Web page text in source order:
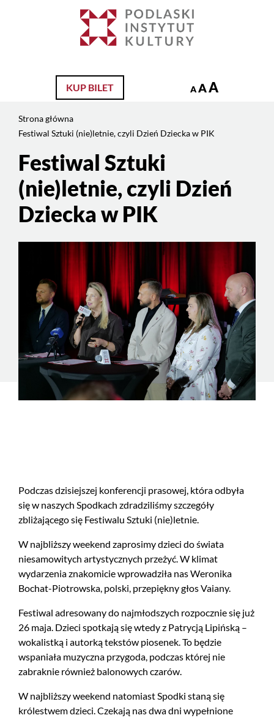
Dziecka
KUP BILET A AA
Strona główna
Festiwal Sztuki (nie)letnie, czyli Dzień Dziecka w PIK
Treść
stronyFestiwal Sztuki
(nie)letnie, czyli Dzień
Dziecka w PIK
Podczas dzisiejszej konferencji prasowej, która odbyła
się w naszych Spodkach zdradziliśmy szczegóły
zbliżającego się Festiwalu Sztuki (nie)letnie.
W najbliższy weekend zaprosimy dzieci do świata
niesamowitych artystycznych przeżyć. W klimat
wydarzenia znakomicie wprowadziła nas Weronika
Bochat-Piotrowska, polski, przepiękny głos Vaiany.
Festiwal adresowany do najmłodszych rozpocznie się już
26 maja. Dzieci spotkają się wtedy z Patrycją Lipińską –
wokalistką i autorką tekstów piosenek. To będzie
wspaniała muzyczna przygoda, podczas której nie
zabraknie również balonowych czarów.
W najbliższy weekend natomiast Spodki staną się
królestwem dzieci. Czekają nas dwa dni wypełnione